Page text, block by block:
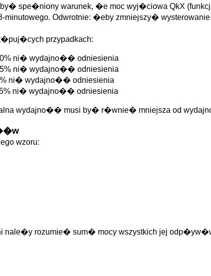
spe�niony warunek, �e moc wyj�ciowa QkX
Odwrotnie: �eby zmniejszy�
przypadkach:
ni� wydajno�� odniesienia
ni� wydajno�� odniesienia
ni� wydajno�� odniesienia
ni� wydajno�� odniesienia
wydajno�� musi by� r�wnie� mniejsza od
wzoru:
nale�y rozumie� sum� mocy wszystkich jej